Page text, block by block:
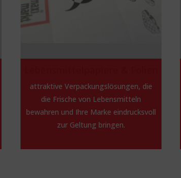
attraktive Verpackungslösungen, die
die Frische von Lebensmitteln
bewahren und Ihre Marke eindrucksvoll
zur Geltung bringen.